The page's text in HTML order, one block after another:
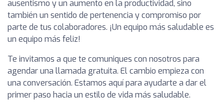
ausentismo y un aumento en la productividad, sino
también un sentido de pertenencia y compromiso por
parte de tus colaboradores. ¡Un equipo más saludable es
un equipo más feliz!
Te invitamos a que te comuniques con nosotros para
agendar una llamada gratuita. El cambio empieza con
una conversación. Estamos aquí para ayudarte a dar el
primer paso hacia un estilo de vida más saludable.